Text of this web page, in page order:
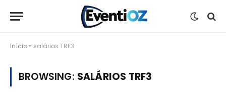
Início » salários TRF3
BROWSING: SALÁRIOS TRF3